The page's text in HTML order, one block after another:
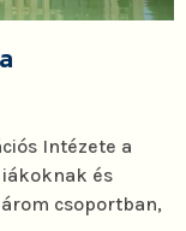
Intézete a
és
csoportban,